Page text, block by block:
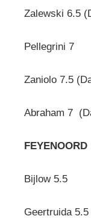
Zalewski 6.5
Pellegrini 7
Zaniolo 7.5
Abraham 7
FEYENOORD
Bijlow 5.5
Geertruida 5.5